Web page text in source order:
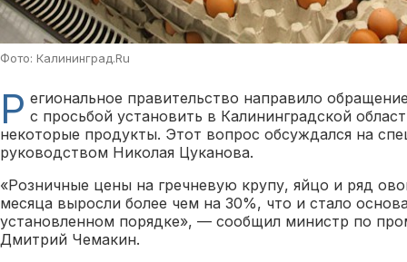
Фото: Калининград.Ru
Р егиональное правительство направило
с просьбой установить в Калининградской
некоторые продукты. Этот вопрос обсуждался на
руководством Николая Цуканова.
«Розничные цены на гречневую крупу, яйцо и ряд
месяца выросли более чем на 30%, что и стало
установленном порядке», — сообщил министр по
Дмитрий Чемакин.